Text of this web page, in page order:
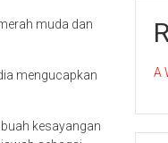
muda dan
mengucapkan
kesayangan
A